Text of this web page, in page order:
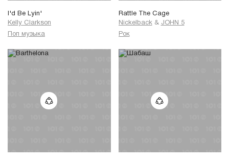
I'd Be Lyin'
Kelly Clarkson
Поп музыка
Rattle The Cage
Nickelback & JOHN 5
Рок